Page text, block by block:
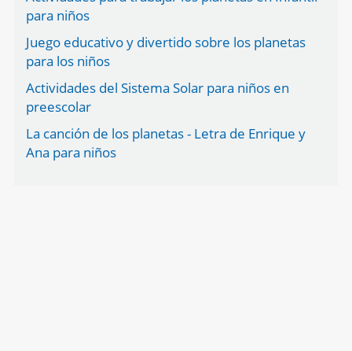
para niños
Juego educativo y divertido sobre los planetas
para los niños
Actividades del Sistema Solar para niños en
preescolar
La canción de los planetas - Letra de Enrique y
Ana para niños